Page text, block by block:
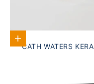
In den Warenkorb
CATH WATERS